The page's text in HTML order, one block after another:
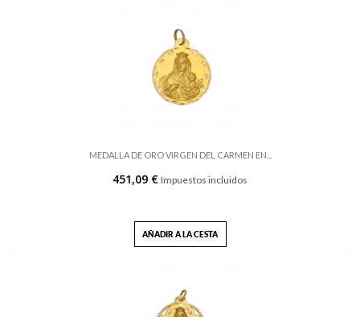
MEDALLA DE ORO VIRGEN DEL CARMEN EN...
451,09 € Impuestos incluidos
AÑADIR A LA CESTA